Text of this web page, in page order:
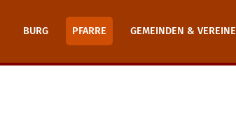
BURG PFARRE GEMEINDEN & VEREINE